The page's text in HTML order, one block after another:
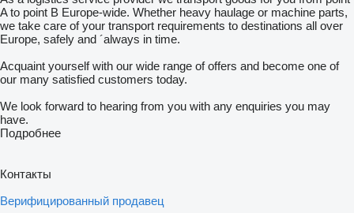
A to point B Europe-wide. Whether heavy haulage or machine parts,
we take care of your transport requirements to destinations all over
Europe, safely and ´always in time.
Acquaint yourself with our wide range of offers and become one of
our many satisfied customers today.
We look forward to hearing from you with any enquiries you may
have.
Подробнее
Контакты
Верифицированный продавец